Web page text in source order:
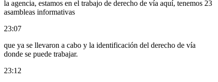
la agencia, estamos en el trabajo de derecho de vía aquí, tenemos 23
asambleas informativas
23:07
que ya se llevaron a cabo y la identificación del derecho de vía
donde se puede trabajar.
23:12